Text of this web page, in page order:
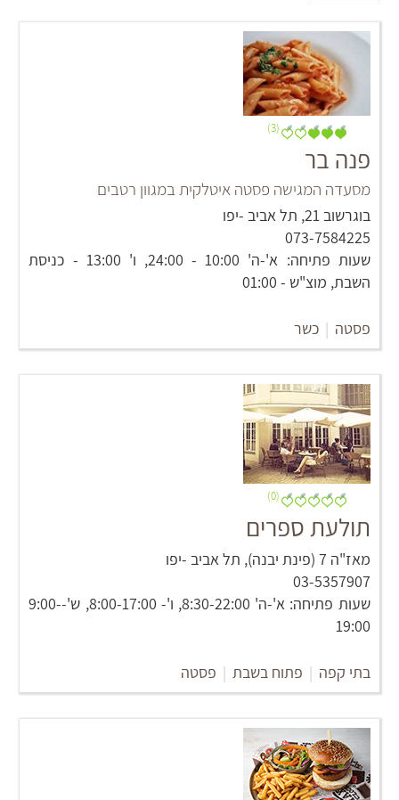
(3)
פנה בר
מסעדה המגישה פסטה איטלקית במגוון רטבים
בוגרשוב 21, תל אביב -יפו
073-7584225
שעות פתיחה: א'-ה' 10:00 - 24:00, ו' 13:00 - כניסת
השבת, מוצ"ש - 01:00
פסטה | כשר
(0)
תולעת ספרים
מאז"ה 7 (פינת יבנה), תל אביב -יפו
03-5357907
שעות פתיחה: א'-ה' 8:30-22:00, ו'- 8:00-17:00, ש'-9:00-
19:00
בתי קפה | פתוח בשבת | פסטה